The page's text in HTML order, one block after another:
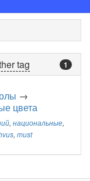
1
tag
→
цвета
, национальные,
, must